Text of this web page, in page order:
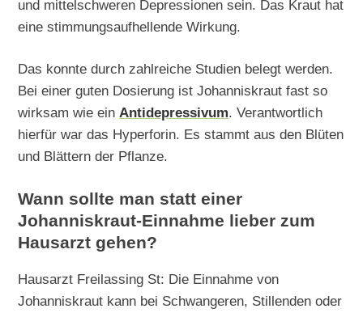
und mittelschweren Depressionen sein. Das Kraut hat
eine stimmungsaufhellende Wirkung.
Das konnte durch zahlreiche Studien belegt werden.
Bei einer guten Dosierung ist Johanniskraut fast so
wirksam wie einAntidepressivum. Verantwortlich
hierfür war das Hyperforin. Es stammt aus den Blüten
und Blättern der Pflanze.
Wann sollte man statt einer
Johanniskraut-Einnahme lieber zum
Hausarzt gehen?
Hausarzt Freilassing St: Die Einnahme von
Johanniskraut kann bei Schwangeren, Stillenden oder